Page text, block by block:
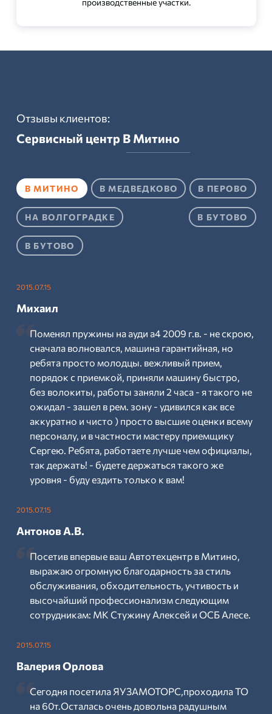
производственные участки.
Отзывы клиентов:
Сервисный центр В Митино
В МИТИНО В МЕДВЕДКОВО В ПЕРОВО
НА ВОЛГОГРАДКЕ В БУТОВО
В БУТОВО
2015.07.15
Михаил
Поменял пружины на ауди а4 2009 г.в. - не скрою,
сначала волновался, машина гарантийная, но
ребята просто молодцы. вежливый прием,
порядок с приемкой, приняли машину быстро,
без волокиты, работы заняли 2 часа - я такого не
ожидал - зашел в рем. зону - удивился как все
аккуратно и чисто ) просто высшие оценки всему
персоналу, и в частности мастеру приемщику
Сергею. Ребята, работаете лучше чем официалы,
так держать! - будете держаться такого же
уровня - буду ездить только к вам!
2015.07.15
Антонов А.В.
Посетив впервые ваш Автотехцентр в Митино,
выражаю огромную благодарность за стиль
обслуживания, обходительность, учтивость и
высочайший профессионализм следующим
сотрудникам: МК Стужину Алексей и ОСБ Алесе.
2015.07.15
Валерия Орлова
Сегодня посетила ЯУЗАМОТОРС,проходила ТО
на 60т.Осталась очень довольна радушным